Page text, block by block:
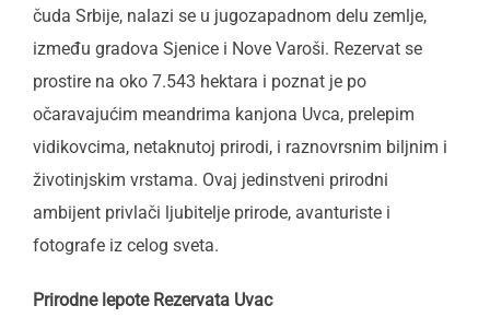
čuda Srbije, nalazi se u jugozapadnom delu zemlje,
između gradova Sjenice i Nove Varoši. Rezervat se
prostire na oko 7.543 hektara i poznat je po
očaravajućim meandrima kanjona Uvca, prelepim
vidikovcima, netaknutoj prirodi, i raznovrsnim biljnim i
životinjskim vrstama. Ovaj jedinstveni prirodni
ambijent privlači ljubitelje prirode, avanturiste i
fotografe iz celog sveta.
Prirodne lepote Rezervata Uvac